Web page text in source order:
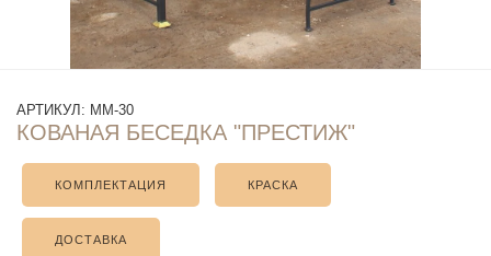
АРТИКУЛ: ММ-30
КОВАНАЯ БЕСЕДКА "ПРЕСТИЖ"
КОМПЛЕКТАЦИЯ КРАСКА
ДОСТАВКА